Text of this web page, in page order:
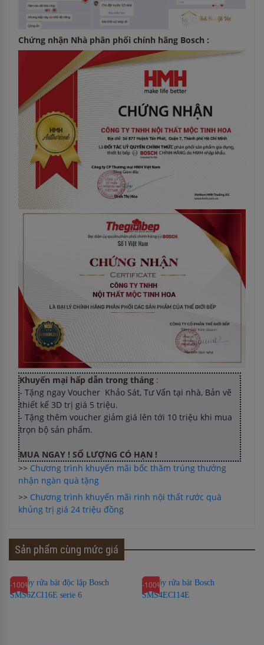
Chứng nhận Nhà phân phối chính hãng Bosch :
Khuyến mại hấp dẫn trong tháng :
- Tặng ngay Voucher Khảo Sát, Tư Vấn tại nhà, Bản vẽ
thiết kế 3D trị giá 5 triệu.
- Tặng thêm voucher giảm giá lên tới 10 triệu khi mua
trọn bộ sản phẩm.
MUA NGAY ! SỐ LƯỢNG CÓ HẠN !
>> Chương trình khuyến mãi bốc thăm trúng thưởng
nhận ngàn quà tặng
>> Chương trình khuyến mãi rinh nội thất rước quà
khủng trị giá 24 triệu đồng
Sản phẩm cùng mức giá
-100% -100%